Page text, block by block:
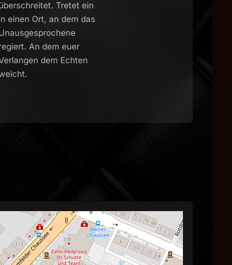
Tretet ein
einen Ort, an dem das
An dem euer
dem Echten